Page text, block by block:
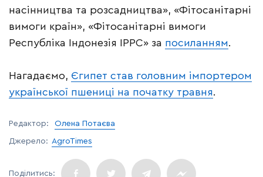
насінництва та розсадництва», «Фітосанітарні
вимоги країн», «Фітосанітарні вимоги
Республіка Індонезія IPPC» за посиланням.
Нагадаємо, Єгипет став головним імпортером
української пшениці на початку травня.
Редактор: Олена Потаєва
Джерело: AgroTimes